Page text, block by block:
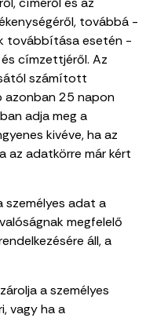
továbbá -
továbbítása esetén -
címzettjéről. Az
számított
azonban 25 napon
adja meg a
kivéve, ha az
az adatkörre már kért
személyes adat a
megfelelő
áll, a
a személyes
vagy ha a